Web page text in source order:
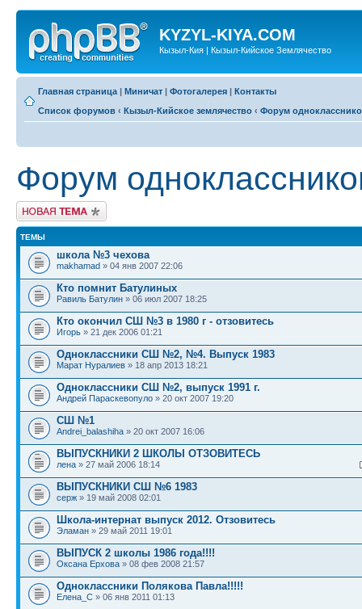
KYZYL-KIYA.COM
Кызыл-Кия | Кызыл-Кийское Землячество
Главная страница | Миничат | Фотогалерея | Контакты
Список форумов ‹ Кызыл-Кийское землячество ‹ Форум
Форум
Новая тема
ТЕМЫ
школа №3 чехова
makhamad » 04 янв 2007 22:06
Кто помнит Батулиных
Равиль Батулин » 06 июл 2007 18:25
Кто окончил СШ №3 в 1980 г - отзовитесь
Игорь » 21 дек 2006 01:21
Одноклассники СШ №2, №4. Выпуск 1983
Марат Нуралиев » 18 апр 2013 18:21
Одноклассники СШ №2, выпуск 1991 г.
Андрей Параскевопуло » 20 окт 2007 19:20
СШ №1
Andrei_balashiha » 20 окт 2007 16:06
ВЫПУСКНИКИ 2 ШКОЛЫ ОТЗОВИТЕСЬ
лена » 27 май 2006 18:14
ВЫПУСКНИКИ СШ №6 1983
серж » 19 май 2008 02:01
Школа-интернат выпуск 2012. Отзовитесь
Эламан » 29 май 2011 19:01
ВЫПУСК 2 школы 1986 года!!!!
Оксана Ерхова » 08 фев 2008 21:57
Одноклассники Полякова Павла!!!!!
Елена_C » 06 янв 2011 01:13